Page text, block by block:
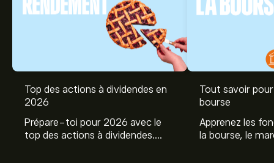
Top des actions à dividendes en
2026
Prépare-toi pour 2026 avec le
top des actions à dividendes.
Tout savoir
bourse
Apprenez les
la bourse, le